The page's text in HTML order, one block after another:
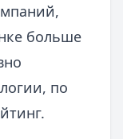
больше
по